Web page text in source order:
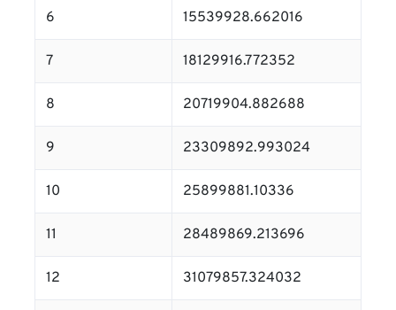
6 15539928.662016
7 18129916.772352
8 20719904.882688
9 23309892.993024
10 25899881.10336
11 28489869.213696
12 31079857.324032